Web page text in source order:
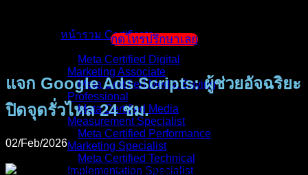
หน้ารวม Certificate
Meta Certified Digital
Marketing Associate
Meta Certified Media Buying
Professional
Meta Certified Media
Measurement Specialist
Meta Certified Performance
Marketing Specialist
Meta Certified Technical
Implementation Specialist
กดโทรปรึกษาเลย
แจก Google Ads Scripts: ผู้ช่วยอัจฉริยะ
ปิดจุดรั่วไหล 24 ชม.
02/Feb/2026